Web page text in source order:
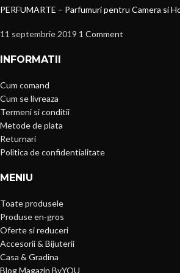
PERFUMARTE – Parfumuri pentru Camera si
11 septembrie 2019 1 Comment
INFORMATII
Cum comand
Cum se livreaza
Termeni si conditii
Metode de plata
Returnari
Politica de confidentialitate
MENIU
Toate produsele
Produse en-gros
Oferte si reduceri
Accesorii & Bijuterii
Casa & Gradina
Blog Magazin ByYOU